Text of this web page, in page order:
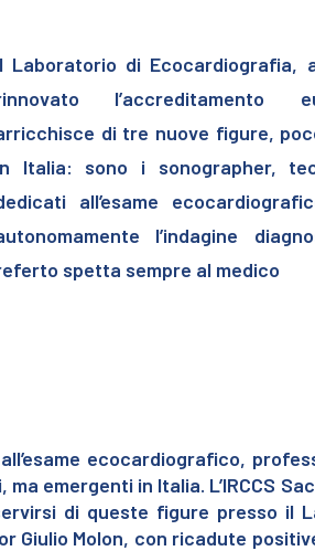
Laboratorio di Ecocardiografia,
l’accreditamento
di tre nuove figure,
Italia: sono i sonographer,
all’esame
l’indagine
spetta sempre al medico
ecocardiografico,
emergenti in Italia. L’IRCCS
di queste figure presso il
Molon, con ricadute